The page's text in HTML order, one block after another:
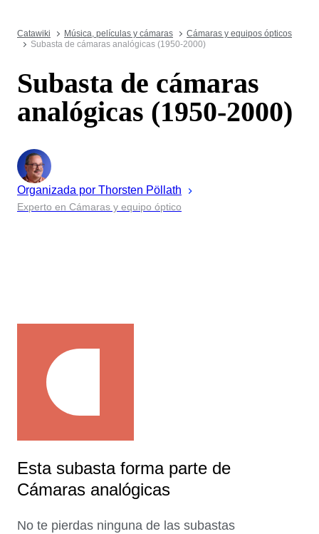
Catawiki Música, películas y cámaras
Cámaras y equipos ópticos
Subasta de cámaras analógicas (1950-2000)
Subasta de cámaras
analógicas (1950-2000)
Organizada por Thorsten Pöllath
Experto en Cámaras y equipo óptico
Esta subasta forma parte de
Cámaras analógicas
No te pierdas ninguna de las subastas